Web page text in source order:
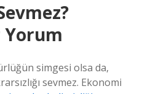
Yorum
simgesi olsa da,
sevmez. Ekonomi